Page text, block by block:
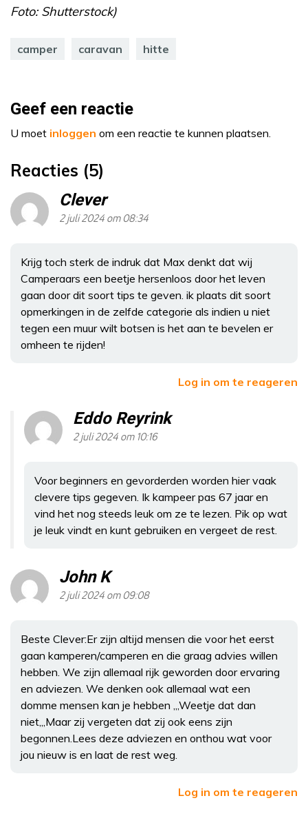
Foto: Shutterstock)
camper caravan hitte
Geef een reactie
U moet inloggen om een reactie te kunnen plaatsen.
Reacties (5)
Clever
2 juli 2024 om 08:34
Krijg toch sterk de indruk dat Max denkt dat wij
Camperaars een beetje hersenloos door het leven
gaan door dit soort tips te geven. ik plaats dit soort
opmerkingen in de zelfde categorie als indien u niet
tegen een muur wilt botsen is het aan te bevelen er
omheen te rijden!
Log in om te reageren
Eddo Reyrink
2 juli 2024 om 10:16
Voor beginners en gevorderden worden hier vaak
clevere tips gegeven. Ik kampeer pas 67 jaar en
vind het nog steeds leuk om ze te lezen. Pik op wat
je leuk vindt en kunt gebruiken en vergeet de rest.
John K
2 juli 2024 om 09:08
Beste Clever:Er zijn altijd mensen die voor het eerst
gaan kamperen/camperen en die graag advies willen
hebben. We zijn allemaal rijk geworden door ervaring
en adviezen. We denken ook allemaal wat een
domme mensen kan je hebben ,,,Weetje dat dan
niet,,,Maar zij vergeten dat zij ook eens zijn
begonnen.Lees deze adviezen en onthou wat voor
jou nieuw is en laat de rest weg.
Log in om te reageren